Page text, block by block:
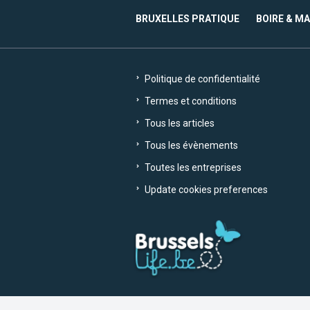
BRUXELLES PRATIQUE BOIRE &
Politique de confidentialité
Termes et conditions
Tous les articles
Tous les évènements
Toutes les entreprises
Update cookies preferences